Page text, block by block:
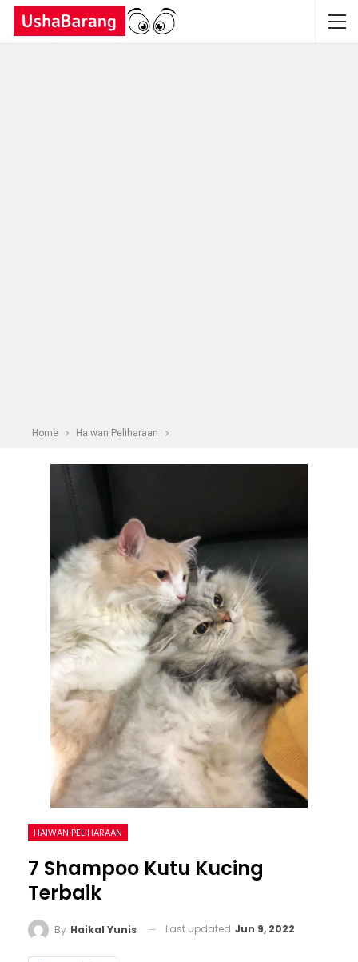
Home Haiwan Peliharaan
HAIWAN PELIHARAAN
7 Shampoo Kutu Kucing
Terbaik
By Haikal Yunis Last updated Jun 9, 2022